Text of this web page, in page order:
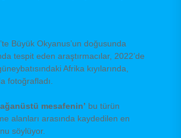
Büyük Okyanus’un doğusunda
tespit eden araştırmacılar, 2022’de
Afrika kıyılarında,
fotoğrafladı.
mesafenin’ bu türün
alanları arasında kaydedilen en
söylüyor.